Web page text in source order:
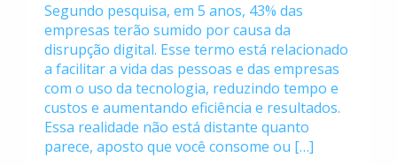
Segundo pesquisa, em 5 anos, 43% das
empresas terão sumido por causa da
disrupção digital. Esse termo está relacionado
a facilitar a vida das pessoas e das empresas
com o uso da tecnologia, reduzindo tempo e
custos e aumentando eficiência e resultados.
Essa realidade não está distante quanto
parece, aposto que você consome ou […]